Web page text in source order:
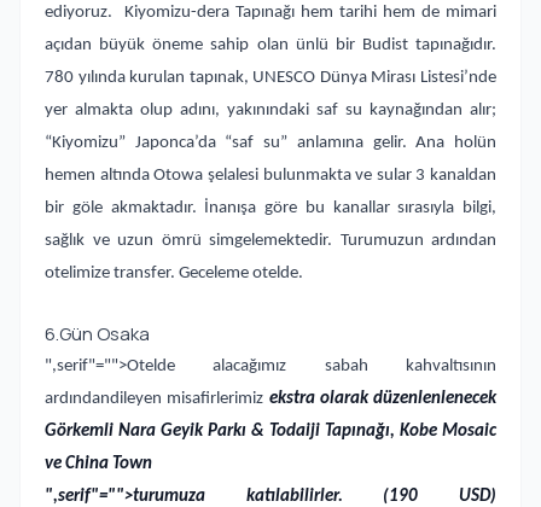
ediyoruz. Kiyomizu-dera Tapınağı hem tarihi hem de mimari
açıdan büyük öneme sahip olan ünlü bir Budist tapınağıdır.
780 yılında kurulan tapınak, UNESCO Dünya Mirası Listesi’nde
yer almakta olup adını, yakınındaki saf su kaynağından alır;
“Kiyomizu” Japonca’da “saf su” anlamına gelir. Ana holün
hemen altında Otowa şelalesi bulunmakta ve sular 3 kanaldan
bir göle akmaktadır. İnanışa göre bu kanallar sırasıyla bilgi,
sağlık ve uzun ömrü simgelemektedir. Turumuzun ardından
otelimize transfer. Geceleme otelde.
6.Gün Osaka
",serif"="">Otelde alacağımız sabah kahvaltısının
ardındandileyen misafirlerimiz ekstra olarak düzenlenlenecek
Görkemli Nara Geyik Parkı & Todaiji Tapınağı, Kobe Mosaic
ve China Town
",serif"="">turumuza katılabilirler. (190 USD)